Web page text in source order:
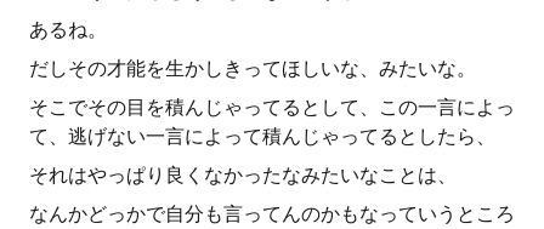
あるね。
だしその才能を生かしきってほしいな、みたいな。
そこでその目を積んじゃってるとして、この一言によっ
て、逃げない一言によって積んじゃってるとしたら、
それはやっぱり良くなかったなみたいなことは、
なんかどっかで自分も言ってんのかもなっていうところ